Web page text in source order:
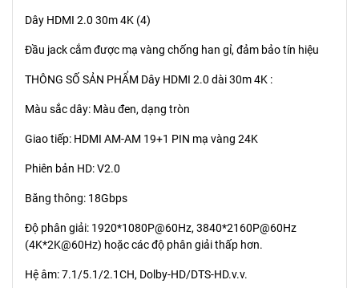
Dây HDMI 2.0 30m 4K (4)
Đầu jack cắm được mạ vàng chống han gỉ, đảm bảo tín hiệu
THÔNG SỐ SẢN PHẨM Dây HDMI 2.0 dài 30m 4K :
Màu sắc dây: Màu đen, dạng tròn
Giao tiếp: HDMI AM-AM 19+1 PIN mạ vàng 24K
Phiên bản HD: V2.0
Băng thông: 18Gbps
Độ phân giải: 1920*1080P@60Hz, 3840*2160P@60Hz
(4K*2K@60Hz) hoặc các độ phân giải thấp hơn.
Hệ âm: 7.1/5.1/2.1CH, Dolby-HD/DTS-HD.v.v.